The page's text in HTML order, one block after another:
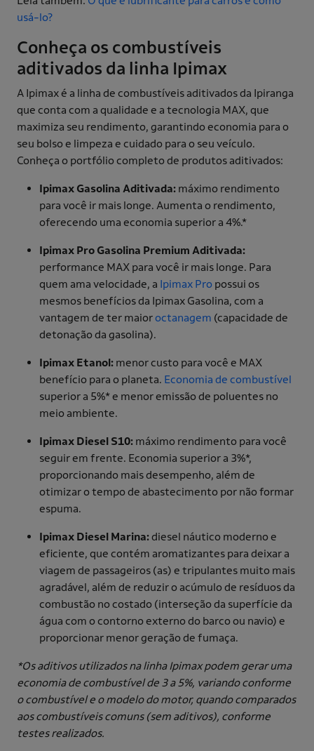
usá-lo?
Conheça os combustíveis
aditivados da linha Ipimax
A Ipimax é a linha de combustíveis aditivados da Ipiranga
que conta com a qualidade e a tecnologia MAX, que
maximiza seu rendimento, garantindo economia para o
seu bolso e limpeza e cuidado para o seu veículo.
Conheça o portfólio completo de produtos aditivados:
Ipimax Gasolina Aditivada: máximo rendimento
para você ir mais longe. Aumenta o rendimento,
oferecendo uma economia superior a 4%.*
Ipimax Pro Gasolina Premium Aditivada:
performance MAX para você ir mais longe. Para
quem ama velocidade, a Ipimax Pro possui os
mesmos benefícios da Ipimax Gasolina, com a
vantagem de ter maioroctanagem (capacidade de
detonação da gasolina).
Ipimax Etanol: menor custo para você e MAX
benefício para o planeta. Economia de combustível
superior a 5%* e menor emissão de poluentes no
meio ambiente.
Ipimax Diesel S10: máximo rendimento para você
seguir em frente. Economia superior a 3%*,
proporcionando mais desempenho, além de
otimizar o tempo de abastecimento por não formar
espuma.
Ipimax Diesel Marina:diesel náutico moderno e
eficiente, que contém aromatizantes para deixar a
viagem de passageiros (as) e tripulantes muito mais
agradável, além de reduzir o acúmulo de resíduos da
combustão no costado (interseção da superfície da
água com o contorno externo do barco ou navio) e
proporcionar menor geração de fumaça.
*Os aditivos utilizados na linha Ipimax podem gerar uma
economia de combustível de 3 a 5%, variando conforme
o combustível e o modelo do motor, quando comparados
aos combustíveis comuns (sem aditivos), conforme
testes realizados.